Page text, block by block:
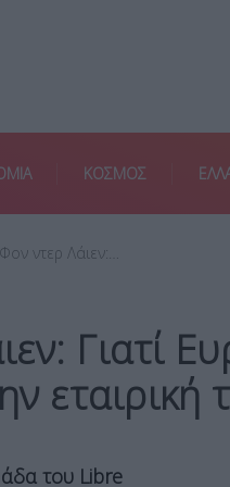
ΚΟΣΜΟΣ
Φον ντερ Λάιεν:…
Γιατί
εταιρική
του Libre